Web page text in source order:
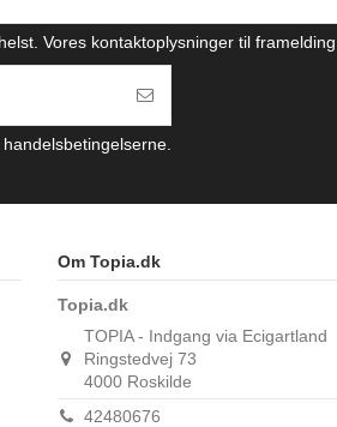
Vores kontaktoplysninger til
Om Topia.dk
Topia.dk
TOPIA - Indgang via Ecigartland
Ringstedvej 73
4000 Roskilde
42480676